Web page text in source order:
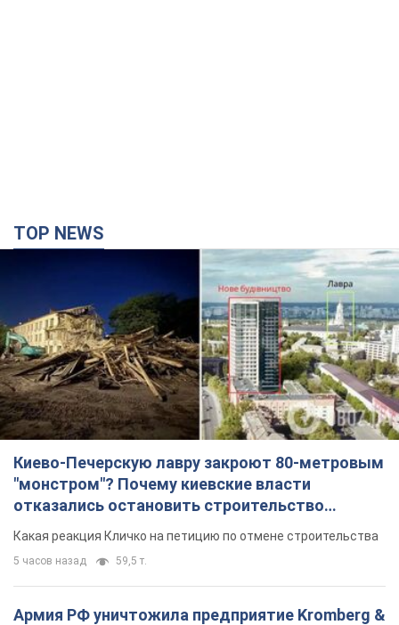
TOP NEWS
Киево-Печерскую лавру закроют 80-метровым
"монстром"? Почему киевские власти
отказались остановить строительство
небоскреба "московского верующего"
Какая реакция Кличко на петицию по отмене строительства
5 часов назад 59,5 т.
Армия РФ уничтожила предприятие Kromberg &